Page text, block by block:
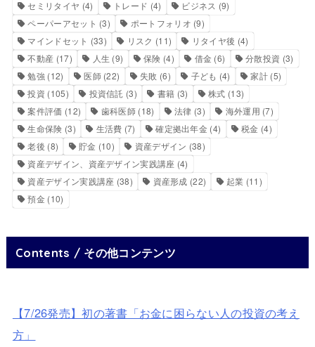
セミリタイヤ (4) トレード (4) ビジネス (9)
ペーパーアセット (3) ポートフォリオ (9)
マインドセット (33) リスク (11) リタイヤ後 (4)
不動産 (17) 人生 (9) 保険 (4) 借金 (6) 分散投資 (3)
勉強 (12) 医師(22) 失敗 (6) 子ども (4) 家計(5)
投資 (105) 投資信託 (3) 書籍 (3) 株式 (13)
案件評価 (12) 歯科医師 (18) 法律 (3) 海外運用 (7)
生命保険 (3) 生活費 (7) 確定拠出年金 (4) 税金 (4)
老後 (8) 貯金 (10) 資産デザイン (38)
資産デザイン、資産デザイン実践講座 (4)
資産デザイン実践講座 (38) 資産形成 (22) 起業 (11)
預金 (10)
Contents / その他コンテンツ
【7/26発売】初の著書「お金に困らない人の投資の考え
方」